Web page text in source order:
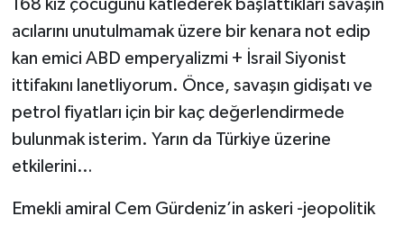
168 kız çocuğunu katlederek başlattıkları savaşın
acılarını unutulmamak üzere bir kenara not edip
kan emici ABD emperyalizmi + İsrail Siyonist
ittifakını lanetliyorum. Önce, savaşın gidişatı ve
petrol fiyatları için bir kaç değerlendirmede
bulunmak isterim. Yarın da Türkiye üzerine
etkilerini…
Emekli amiral Cem Gürdeniz’in askeri -jeopolitik